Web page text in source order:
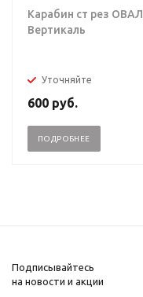
Карабин ст рез ОВАЛ |
Вертикаль
Уточняйте
600 руб.
ПОДРОБНЕЕ
Подписывайтесь
на новости и акции